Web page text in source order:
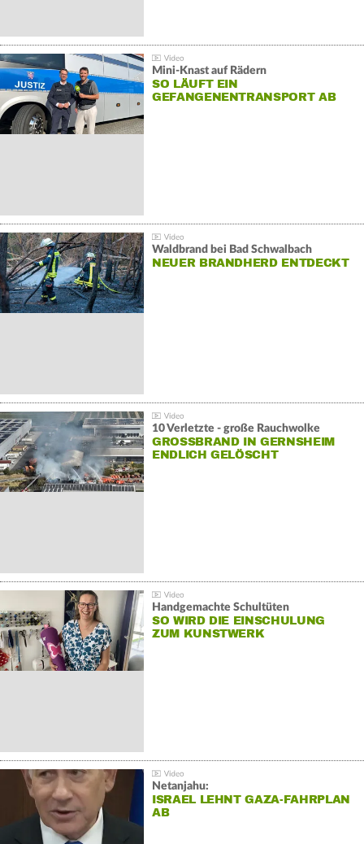
Mini-Knast auf Rädern
SO LÄUFT EIN
GEFANGENENTRANSPORT AB
Waldbrand bei Bad Schwalbach
NEUER BRANDHERD ENTDECKT
10 Verletzte - große Rauchwolke
GROSSBRAND IN GERNSHEIM E
NDLICH GELÖSCHT
Handgemachte Schultüten
SO WIRD DIE EINSCHULUNG
ZUM KUNSTWERK
Netanjahu:
ISRAEL LEHNT GAZA-FAHRPLAN
AB